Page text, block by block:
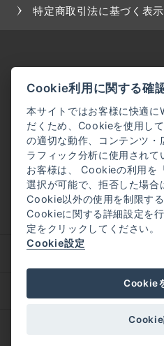
特定商取引法に基づく表示
企業理念
Cookie利用に関する確
本サイトではお客様に快適に
だくため、Cookieを使用し
の適切な動作、コンテンツ・
ラフィック分析に使用されて
お客様は、 Cookieの利用を
選択が可能で、拒否した場合
Cookie以外の使用を制限する
Cookieに関する詳細設定を
定をクリックしてください。
Cookie設定
Cookie
Cookie